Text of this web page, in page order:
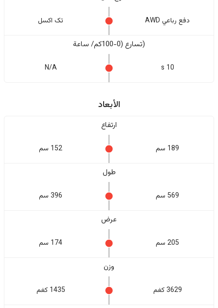
دفع رباعي AWD تک اکسل
(تسارع (0-100كم/ ساعة
10 s
N/A
الأبعاد
ارتفاع
189 سم 152 سم
طول
569 سم 396 سم
عرض
205 سم 174 سم
وزن
3629 كغم 1435 كغم